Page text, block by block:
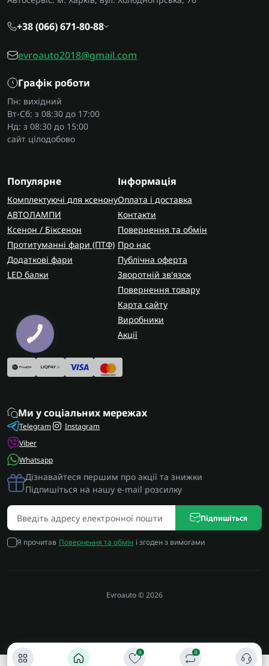
0 0
+38 (066) 671-80-88
evroauto2018@gmail.com
Графік роботи
Пн: вихідний
Вт-Сб: з 08:30 до 17:00
Нд: з 08:30 до 15:00
сайт цілодобово
Популярне
Комплектуючі для ксенону
АВТОЛАМПИ
Ксенон / Біксенон
Протитуманні фари (ПТФ)
Додаткові фари
LED балки
Інформація
Оплата і доставка
Контакти
Повернення та обмін
Про нас
Публічна оферта
Зворотній зв'язок
Повернення товару
Карта сайту
Виробники
Акції
Ми у соціальних мережах
Telegram
Viber
Whatsapp
Instagram
Дізнавайтеся першим про акції та знижки
Підпишіться на нашу e-mail розсилку
Підпишіться
Я прочитав Повернення та обмін і згоден з вимогами
Evroauto © 2026